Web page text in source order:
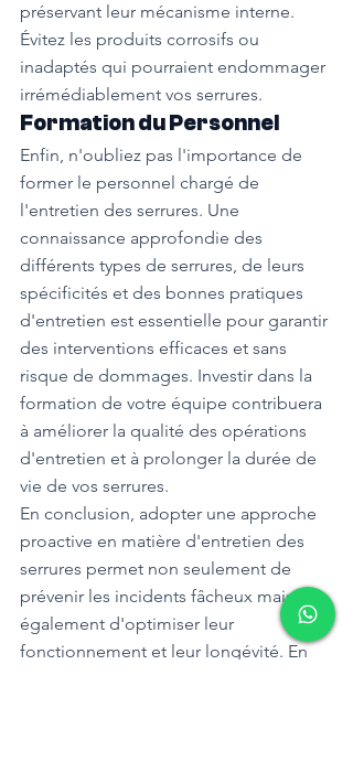
préservant leur mécanisme interne.
Évitez les produits corrosifs ou
inadaptés qui pourraient endommager
irrémédiablement vos serrures.
Formation du Personnel
Enfin, n'oubliez pas l'importance de
former le personnel chargé de
l'entretien des serrures. Une
connaissance approfondie des
différents types de serrures, de leurs
spécificités et des bonnes pratiques
d'entretien est essentielle pour garantir
des interventions efficaces et sans
risque de dommages. Investir dans la
formation de votre équipe contribuera
à améliorer la qualité des opérations
d'entretien et à prolonger la durée de
vie de vos serrures.
En conclusion, adopter une approche
proactive en matière d'entretien des
serrures permet non seulement de
prévenir les incidents fâcheux mais
également d'optimiser leur
fonctionnement et leur longévité. En